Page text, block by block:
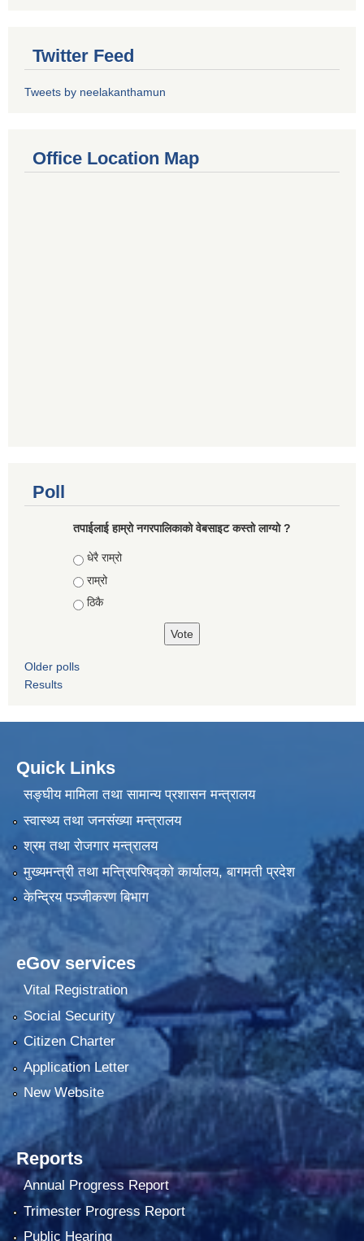
Twitter Feed
Tweets by neelakanthamun
Office Location Map
Poll
तपाईलाई हाम्रो नगरपालिकाको वेबसाइट कस्तो लाग्यो ?
Choices
धेरै राम्रो
राम्रो
ठिकै
Older polls
Results
Quick Links
सङ्घीय मामिला तथा सामान्य प्रशासन मन्त्रालय
स्वास्थ्य तथा जनसंख्या मन्त्रालय
श्रम तथा रोजगार मन्त्रालय
मुख्यमन्त्री तथा मन्त्रिपरिषद्को कार्यालय, बागमती प्रदेश
केन्द्रिय पञ्जीकरण बिभाग
eGov services
Vital Registration
Social Security
Citizen Charter
Application Letter
New Website
Reports
Annual Progress Report
Trimester Progress Report
Public Hearing